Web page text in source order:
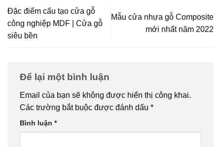
Đặc điểm cấu tạo cửa gỗ
công nghiệp MDF | Cửa gỗ
siêu bền
Mẫu cửa nhựa gỗ Composite
mới nhất năm 2022
Để lại một bình luận
Email của bạn sẽ không được hiển thị công khai.
Các trường bắt buộc được đánh dấu *
Bình luận *